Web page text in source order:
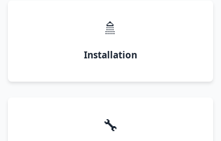
🚿
Installation
🔧